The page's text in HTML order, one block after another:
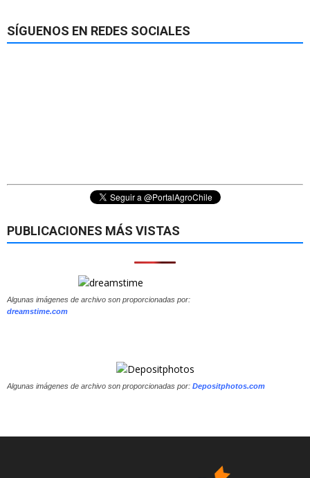
SÍGUENOS EN REDES SOCIALES
PUBLICACIONES MÁS VISTAS
Algunas imágenes de archivo son proporcionadas por:
dreamstime.com
Algunas imágenes de archivo son proporcionadas por: Depositphotos.com